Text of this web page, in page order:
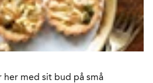
med sit bud på små